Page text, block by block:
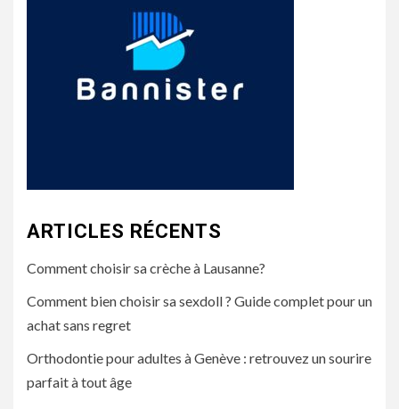
ARTICLES RÉCENTS
Comment choisir sa crèche à Lausanne?
Comment bien choisir sa sexdoll ? Guide complet pour un
achat sans regret
Orthodontie pour adultes à Genève : retrouvez un sourire
parfait à tout âge